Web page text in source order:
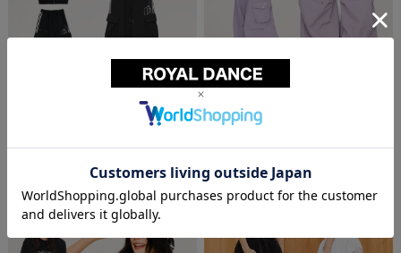
【CBX LAB】トップス パンツ
¥8,400(税込) ～
[商品番号: 2620]
¥9,500(税込)